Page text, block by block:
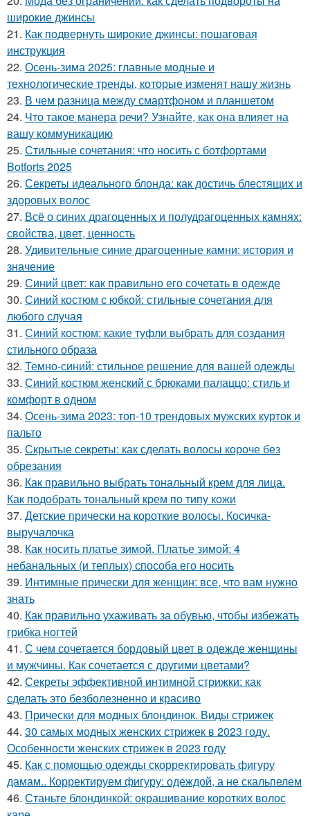
широкие джинсы
21. Как подвернуть широкие джинсы: пошаговая
инструкция
22. Осень-зима 2025: главные модные и
технологические тренды, которые изменят нашу жизнь
23. В чем разница между смартфоном и планшетом
24. Что такое манера речи? Узнайте, как она влияет на
вашу коммуникацию
25. Стильные сочетания: что носить с ботфортами
Botforts 2025
26. Секреты идеального блонда: как достичь блестящих и
здоровых волос
27. Всё о синих драгоценных и полудрагоценных камнях:
свойства, цвет, ценность
28. Удивительные синие драгоценные камни: история и
значение
29. Синий цвет: как правильно его сочетать в одежде
30. Синий костюм с юбкой: стильные сочетания для
любого случая
31. Синий костюм: какие туфли выбрать для создания
стильного образа
32. Темно-синий: стильное решение для вашей одежды
33. Синий костюм женский с брюками палаццо: стиль и
комфорт в одном
34. Осень-зима 2023: топ-10 трендовых мужских курток и
пальто
35. Скрытые секреты: как сделать волосы короче без
обрезания
36. Как правильно выбрать тональный крем для лица.
Как подобрать тональный крем по типу кожи
37. Детские прически на короткие волосы. Косичка-
выручалочка
38. Как носить платье зимой. Платье зимой: 4
небанальных (и теплых) способа его носить
39. Интимные прически для женщин: все, что вам нужно
знать
40. Как правильно ухаживать за обувью, чтобы избежать
грибка ногтей
41. С чем сочетается бордовый цвет в одежде женщины
и мужчины. Как сочетается с другими цветами?
42. Секреты эффективной интимной стрижки: как
сделать это безболезненно и красиво
43. Прически для модных блондинок. Виды стрижек
44. 30 самых модных женских стрижек в 2023 году.
Особенности женских стрижек в 2023 году
45. Как с помощью одежды скорректировать фигуру
дамам.. Корректируем фигуру: одеждой, а не скальпелем
46. Станьте блондинкой: окрашивание коротких волос